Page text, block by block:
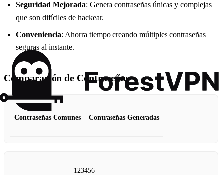
Seguridad Mejorada: Genera contraseñas únicas y complejas
que son difíciles de hackear.
Conveniencia: Ahorra tiempo creando múltiples contraseñas
seguras al instante.
Comparación de Contraseñas
Contraseñas Comunes Contraseñas Generadas
123456